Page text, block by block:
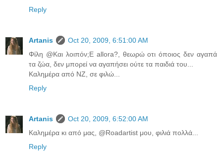
Reply
Artanis
Oct 20, 2009, 6:51:00 AM
Φίλη @Και λοιπόν;E allora?, θεωρώ οτι όποιος δεν αγαπά
τα ζώα, δεν μπορεί να αγαπήσει ούτε τα παιδιά του...
Καλημέρα από ΝΖ, σε φιλώ...
Reply
Artanis
Oct 20, 2009, 6:52:00 AM
Καλημέρα κι από μας, @Roadartist μου, φιλιά πολλά...
Reply